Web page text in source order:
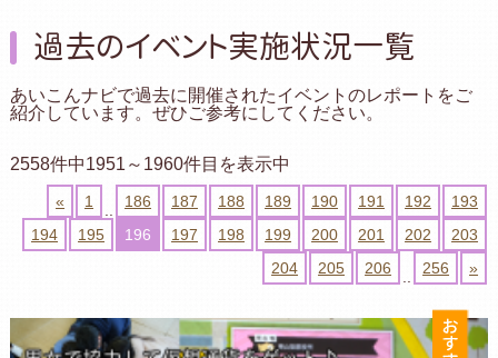
過去のイベント実施状況一覧
あいこんナビで過去に開催されたイベントのレポートをご
紹介しています。ぜひご参考にしてください。
2558件中1951～1960件目を表示中
« 1 186 187 188 189 190 191 192
193
194
195 196 197 198 199 200 201 202
203
204
205 206 256 »
お